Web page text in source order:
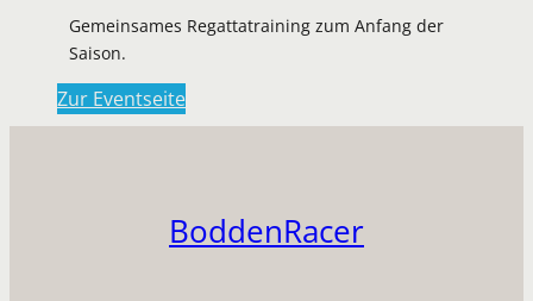
Gemeinsames Regattatraining zum Anfang der
Saison.
Zur Eventseite
BoddenRacer